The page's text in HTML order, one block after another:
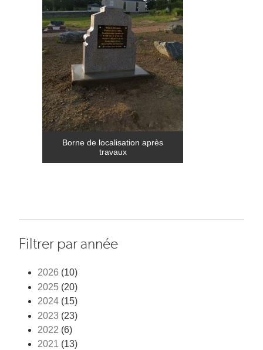
Borne de localisation après
travaux
Filtrer par année
2026 (10)
2025 (20)
2024 (15)
2023 (23)
2022 (6)
2021 (13)